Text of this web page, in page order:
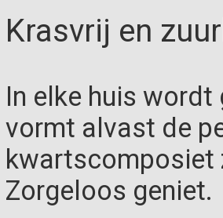
Krasvrij en
In elke huis
vormt alvast de
kwartscomposiet
Zorgeloos geniet.